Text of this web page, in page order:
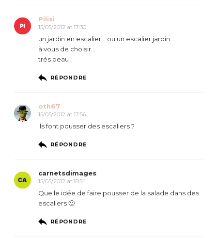
Pilisi
15/05/2012 at 17:30
un jardin en escalier… ou un escalier jardin…
à vous de choisir…
très beau !
RÉPONDRE
oth67
15/05/2012 at 17:56
Ils font pousser des escaliers ?
RÉPONDRE
carnetsdimages
15/05/2012 at 18:54
Quelle idée de faire pousser de la salade dans des
escaliers 🙂
RÉPONDRE